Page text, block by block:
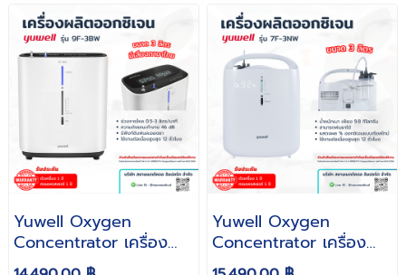
Yuwell Oxygen
Concentrator เครื่อง
ผลิตออกซิเจน 3 ลิตร รุ่น
Yuwell Oxygen
Concentrator เครื่อง
ผลิตออกซิเจน 3 ลิตร รุ่น